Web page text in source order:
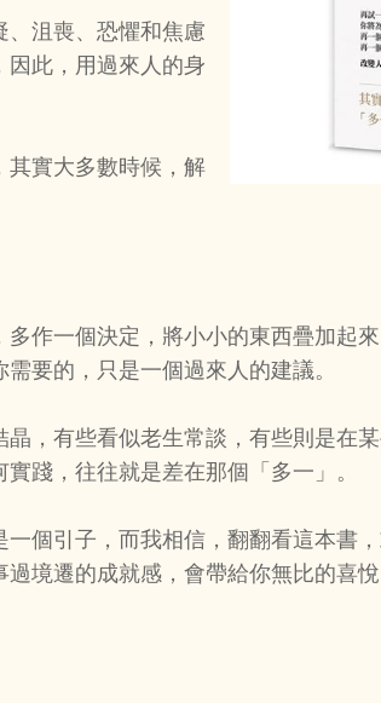
、沮喪、恐懼和焦慮
因此，用過來人的身
其實大多數時候，解
作一個決定，將小小的東西疊加起
要的，只是一個過來人的建議。
，有些看似老生常談，有些則是在
踐，往往就是差在那個「多一」。
個引子，而我相信，翻翻看這本書
境遷的成就感，會帶給你無比的喜悅